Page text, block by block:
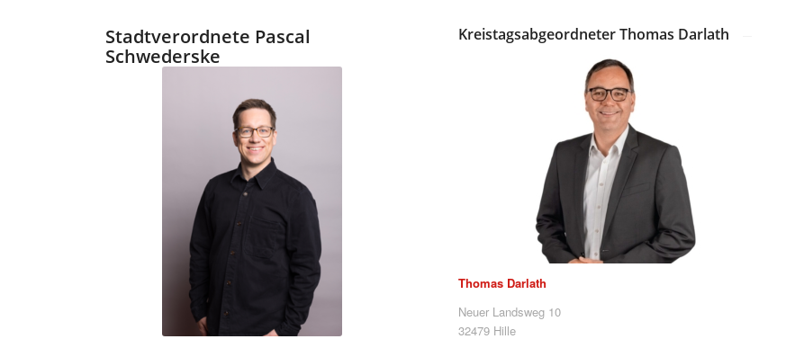
Stadtverordnete Pascal
Schwederske
Kreistagsabgeordneter Thomas Darlath
Thomas Darlath
Neuer Landsweg 10
32479 Hille